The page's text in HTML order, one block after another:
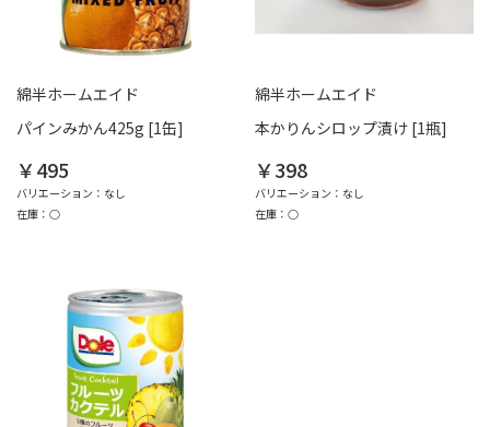
綿半ホームエイド
パインみかん425g [1缶]
￥495
バリエーション：なし
在庫：○
綿半ホームエイド
本かりんシロップ漬け [1瓶]
￥398
バリエーション：なし
在庫：○